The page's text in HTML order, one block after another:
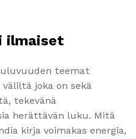
ilmaiset
teemat
joka on sekä
tekevänä
herättävän luku. Mitä
kirja​ voimakas energia,